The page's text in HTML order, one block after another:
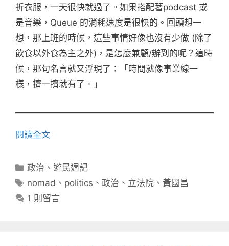
折衣服，一天很快就過了。如果搭配著podcast 或
是音樂，Queue 的消耗速度是很快的。回頭想一
想，那上班的時候，這些事情好像也沒有少做 (除了
飲食以外食為主之外)，是怎麼兼顧/辦到的呢？這時
候，那句名言就又浮現了：「時間就像事業線一
樣，擠一擠就有了。」
閱讀全文
分
政治 、遊民週記
標
籤
nomad 、 politics 、 政治 、 立法院 、 黃國昌
1 則留言